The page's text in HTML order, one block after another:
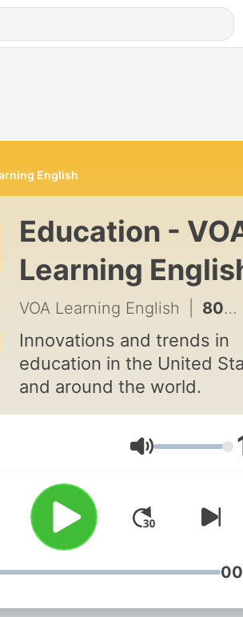
English
Education -
Learning
VOA Learning English 805 - Start New Year by Setting Reasonable Learning Goals - December 03, 2024
Innovations and trends in
education in the United
and around the world.
音量